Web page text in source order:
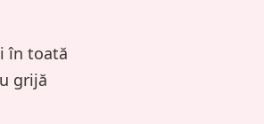
în toată
grijă